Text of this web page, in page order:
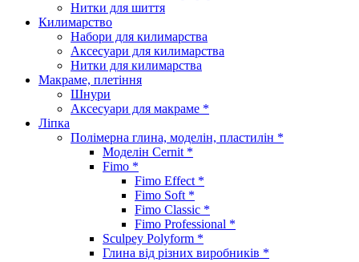
Нитки для шиття
Килимарство
Набори для килимарства
Аксесуари для килимарства
Нитки для килимарства
Макраме, плетіння
Шнури
Аксесуари для макраме *
Ліпка
Полімерна глина, моделін, пластилін *
Моделін Cernit *
Fimo *
Fimo Effect *
Fimo Soft *
Fimo Classic *
Fimo Professional *
Sculpey Polyform *
Глина від різних виробників *